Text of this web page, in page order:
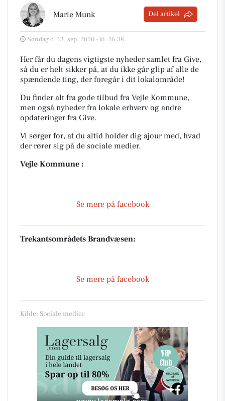
Marie Munk Del artikel
Søndag d. 13. sep. 2020 - kl. 16:38
Her får du dagens vigtigste nyheder samlet fra Give,
så du er helt sikker på, at du ikke går glip af alle de
spændende ting, der foregår i dit lokalområde!
Du finder alt fra gode tilbud fra Vejle Kommune,
men også nyheder fra lokale erhverv og andre
opdateringer fra Give.
Vi sørger for, at du altid holder dig ajour med, hvad
der rører sig på de sociale medier.
Vejle Kommune :
Se mere på facebook
Trekantsområdets Brandvæsen:
Se mere på facebook
Kilde: Sociale medier